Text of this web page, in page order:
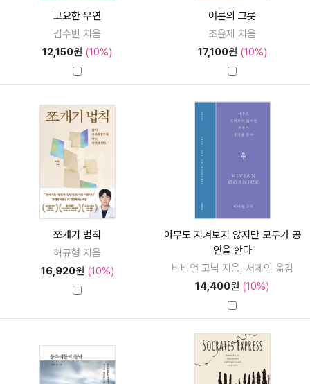
고요한 우연
김수빈 지음
12,150원 (10%)
어른의 그릇
조윤제 지음
17,100원 (10%)
쪼개기 법칙
허규형 지음
16,920원 (10%)
아무도 지켜보지 않지만 모두가 공
연을 한다
비비언 고닉 지음, 서제인 옮김
14,400원 (10%)